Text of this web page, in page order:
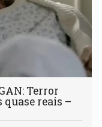
Terror
reais –